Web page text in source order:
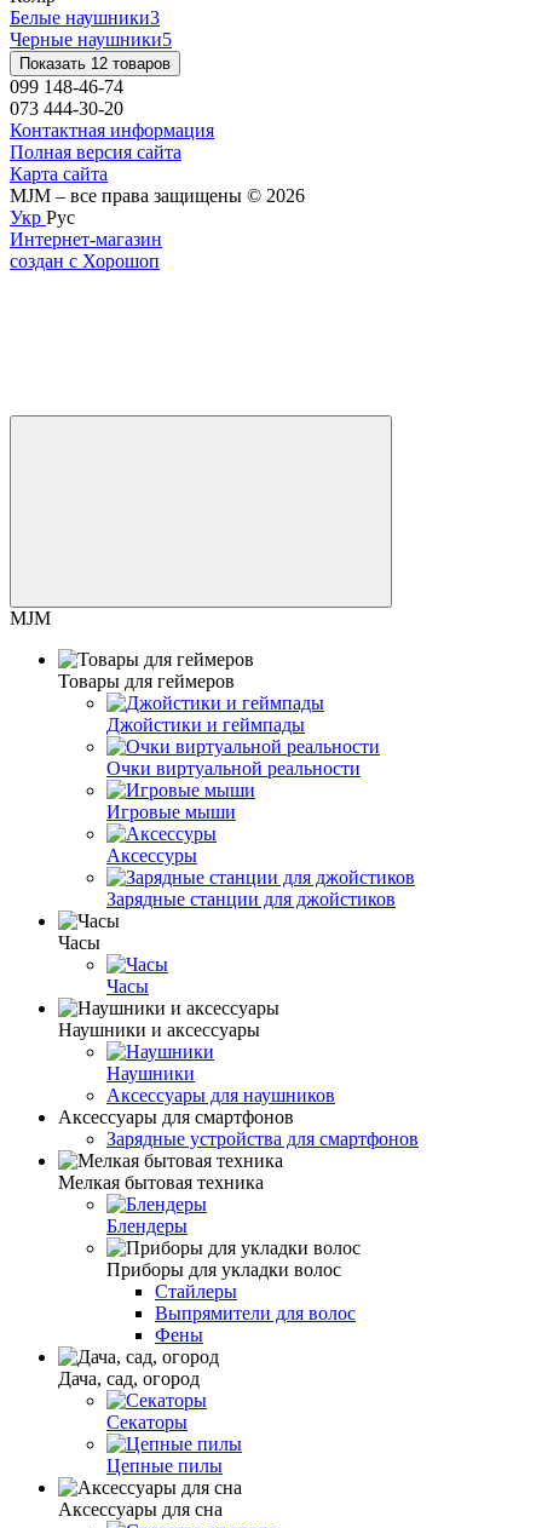
Белые наушники3
Черные наушники5
Показать 12 товаров
099 148-46-74
073 444-30-20
Контактная информация
Полная версия сайта
Карта сайта
MJM – все права защищены © 2026
Укр Рус
Интернет-магазин
создан с Хорошоп
MJM
Товары для геймеров
Джойстики и геймпады
Очки виртуальной реальности
Игровые мыши
Аксессуры
Зарядные станции для джойстиков
Часы
Часы
Наушники и аксессуары
Наушники
Аксессуары для наушников
Аксессуары для смартфонов
Зарядные устройства для смартфонов
Мелкая бытовая техника
Блендеры
Приборы для укладки волос
Стайлеры
Выпрямители для волос
Фены
Дача, сад, огород
Секаторы
Цепные пилы
Аксессуары для сна